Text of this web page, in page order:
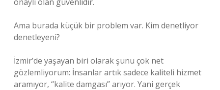
Ama burada küçük bir problem var. Kim denetliyor
denetleyeni?
İzmir’de yaşayan biri olarak şunu çok net
gözlemliyorum: İnsanlar artık sadece kaliteli hizmet
aramıyor, “kalite damgası” arıyor. Yani gerçek